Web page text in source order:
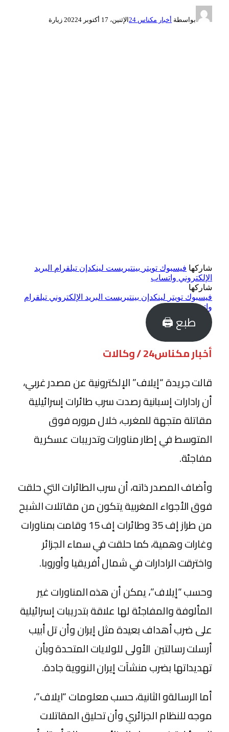
بواسطة أخبار مكناس 24 الإثنين، 17 أكتوبر 2022 4 زيارة
شاركها فيسبوك تويتر بينتيريست لينكدإن تيلقرام البريد
الإلكتروني واتساب
شاركها
فيسبوك تويتر لينكدإن بينتيريست البريد الإلكتروني تيلقرام
واتساب
طبع 🖨
أخبار مكناس24 / وكالات
قالت جريدة “إيلاف” الإلكترونية عن مصدر غربي،
أن رادارات إسبانية رصدت سرب طائرات إسرائيلية
مقاتلة متجهة للمغرب، خلال مروره فوق
المتوسط في إطار مناورات وتدريبات عسكرية
مفاجئة.
وأضاف المصدر ذاته، أن سرب الطائرات التي حلقت
فوق الأجواء المغربية يتكون من مقاتلات الشبح
من طراز إف 35 وطائرات إف 15 وقامت بمناورات
وغارات وهمية، كما حلقت في سماء الجزائر
واخترقت الرادارات في شمال أفريقيا وأوروبا.
وحسب “إيلاف”، يمكن أن هذه المناورات غير
المألوفة والمفاجئة لها علاقة بتدريبات إسرائيلية
على ضرب أهداف بعيدة مثل إيران وأن تل أبيب
أرسلت رسالتين الأولى للولايات المتحدة وبأن
تهديداتها بضرب منشآت إيران النووية جادة.
أما الرسالةو الثانية، حسب معلومات “ايلاف”،
موجه للنظام الجزائري وأن تحليق المقاتلات